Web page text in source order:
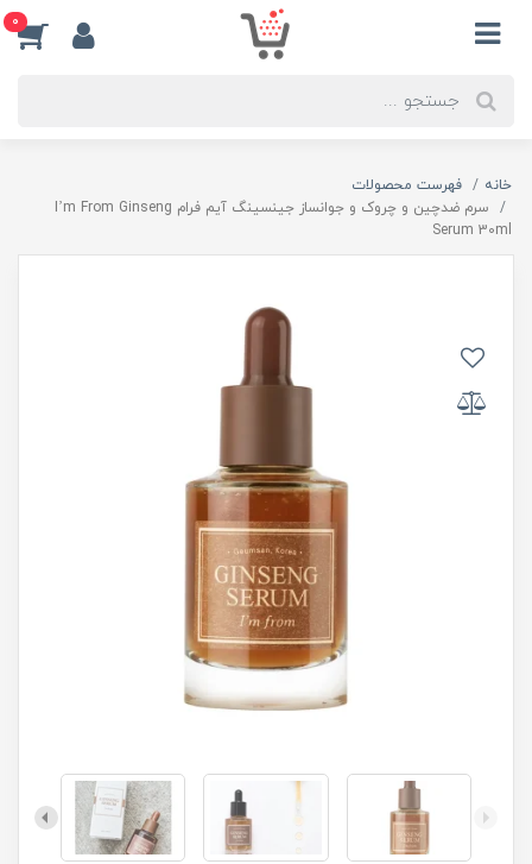
0
خانه
فهرست محصولات
سرم ضدچین و چروک و جوانساز جینسینگ آیم فرام I’m From Ginseng
Serum 30ml